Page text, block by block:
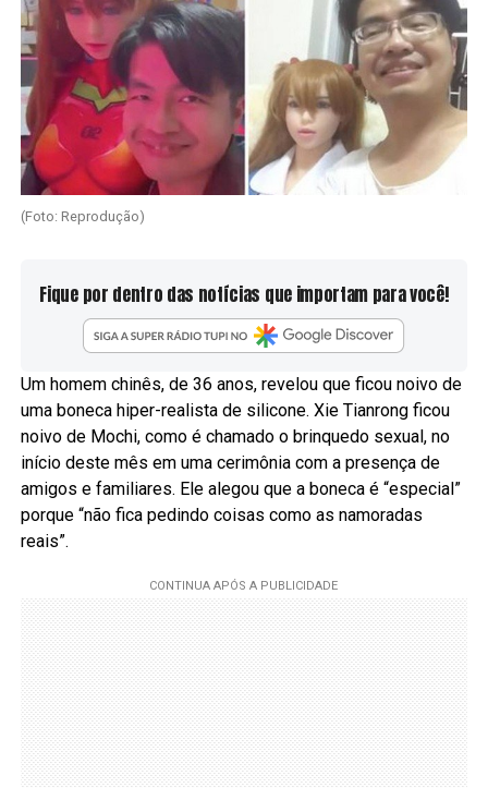
(Foto: Reprodução)
Fique por dentro das notícias que importam para você!
Um homem chinês, de 36 anos, revelou que ficou noivo de
uma boneca hiper-realista de silicone. Xie Tianrong ficou
noivo de Mochi, como é chamado o brinquedo sexual, no
início deste mês em uma cerimônia com a presença de
amigos e familiares. Ele alegou que a boneca é “especial”
porque “não fica pedindo coisas como as namoradas
reais”.